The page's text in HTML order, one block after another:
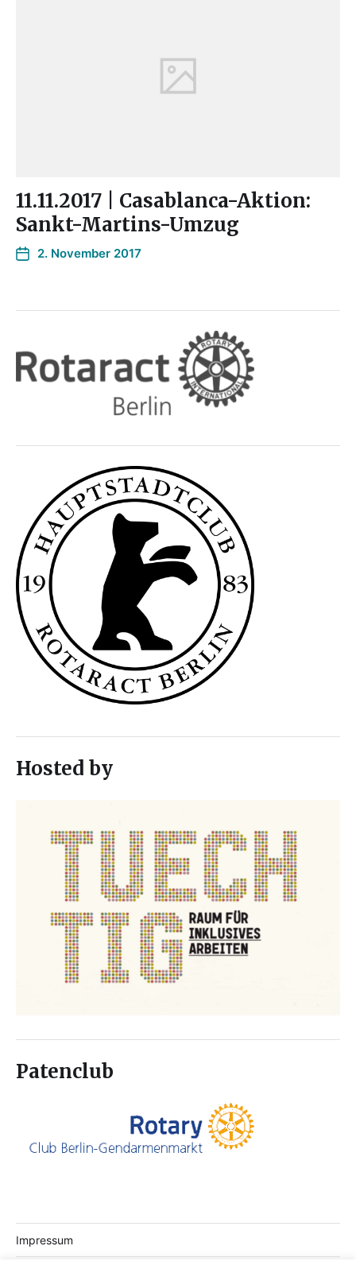
11.11.2017 | Casablanca-Aktion:
Sankt-Martins-Umzug
2. November 2017
Hosted by
Patenclub
Impressum